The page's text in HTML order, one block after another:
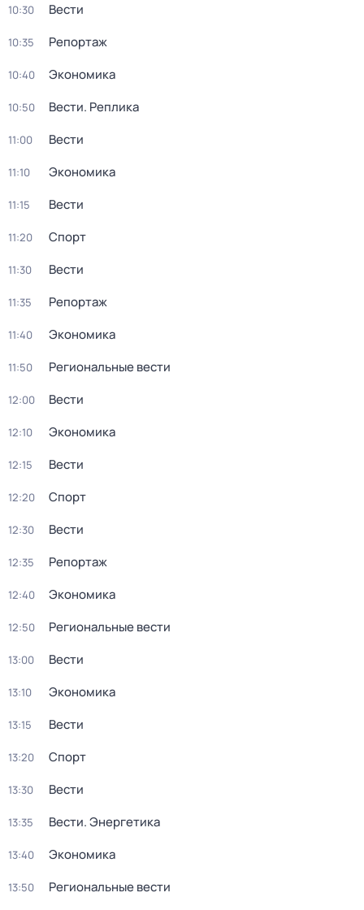
10:30 Вести
10:35 Репортаж
10:40 Экономика
10:50 Вести. Реплика
11:00 Вести
11:10 Экономика
11:15 Вести
11:20 Спорт
11:30 Вести
11:35 Репортаж
11:40 Экономика
11:50 Региональные вести
12:00 Вести
12:10 Экономика
12:15 Вести
12:20 Спорт
12:30 Вести
12:35 Репортаж
12:40 Экономика
12:50 Региональные вести
13:00 Вести
13:10 Экономика
13:15 Вести
13:20 Спорт
13:30 Вести
13:35 Вести. Энергетика
13:40 Экономика
13:50 Региональные вести